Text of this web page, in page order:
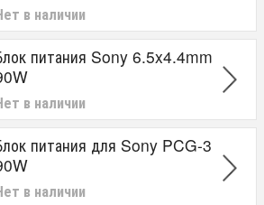
в наличии
питания Sony 6.5x4.4mm
в наличии
питания для Sony PCG-3
в наличии